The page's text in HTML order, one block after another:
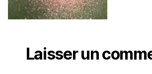
Laisser un